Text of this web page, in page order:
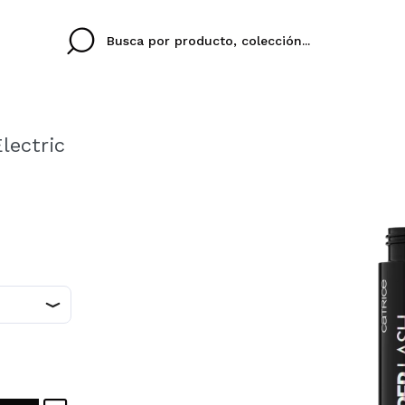
No tengo cuenta
Al crear una cuenta
rápidamente, revisar
IDIOMA ENGLISH
colori